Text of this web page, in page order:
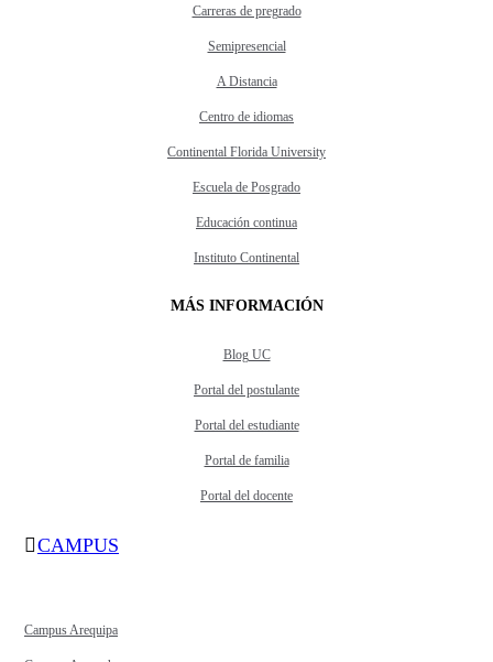
Carreras de pregrado
Semipresencial
A Distancia
Centro de idiomas
Continental Florida University
Escuela de Posgrado
Educación continua
Instituto Continental
MÁS INFORMACIÓN
Blog UC
Portal del postulante
Portal del estudiante
Portal de familia
Portal del docente
CAMPUS
Campus Arequipa